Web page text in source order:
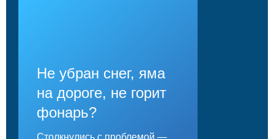
Не убран снег, яма
на дороге, не горит
фонарь?
Столкнулись с проблемой —